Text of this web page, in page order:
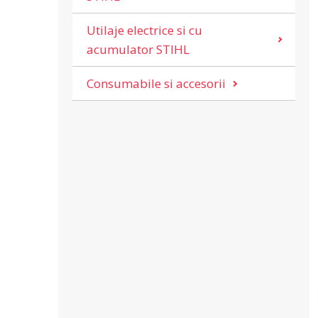
Utilaje electrice si cu
acumulator STIHL
Consumabile si accesorii